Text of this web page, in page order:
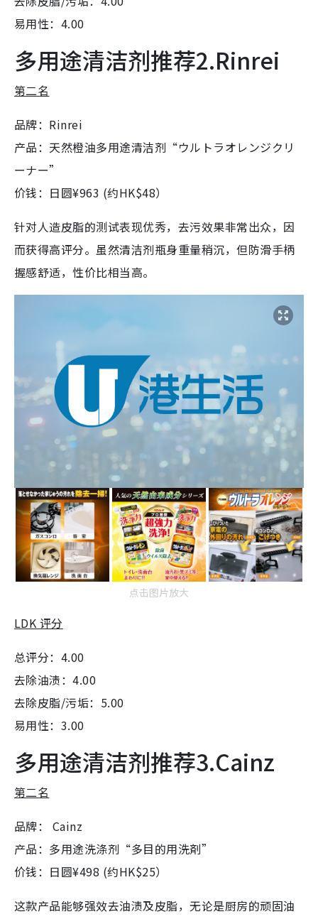
易用性：4.00
多用途清洁剂推荐2.Rinrei
第二名
品牌：Rinrei
产品：天然橙油多用途清洁剂“ウルトラオレンジクリ
ーナー”
价钱：日圆¥963 (约HK$48）
针对人造皮脂的测试表现优秀，去污效果非常出众，因
而获得高评分。虽然清洁剂瓶身重量稍沉，但防滑手柄
握感舒适，性价比相当高。
点击图片放大
LDK 评分
总评分：4.00
去除油渍：4.00
去除皮脂/污垢：5.00
易用性：3.00
多用途清洁剂推荐3.Cainz
第二名
品牌： Cainz
产品：多用途洗涤剂“多目的用洗剤”
价钱：日圆¥498 (约HK$25）
这款产品能够强效去油渍及皮脂，无论是厨房的顽固油